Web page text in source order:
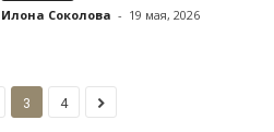
Илона Соколова - 19 мая, 2026
3 4